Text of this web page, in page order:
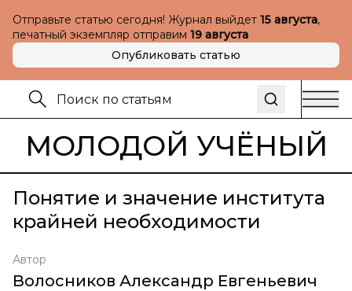
Отправьте статью сегодня! Журнал выйдет 15 августа,
печатный экземпляр отправим 19 августа
Опубликовать статью
МОЛОДОЙ УЧЁНЫЙ
Понятие и значение института
крайней необходимости
Автор
Волосников Александр Евгеньевич